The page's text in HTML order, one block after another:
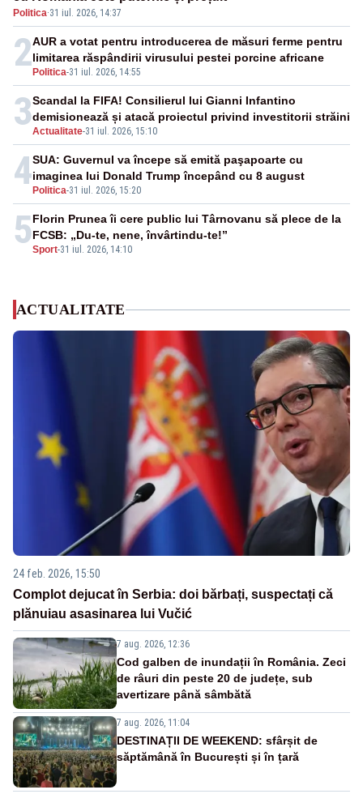
Politica·31 iul. 2026, 14:37
2 Politica-31 iul. 2026, 14:55
AUR a votat pentru introducerea de măsuri ferme pentru
limitarea răspândirii virusului pestei porcine africane
3Actualitate-31 iul. 2026, 15:10
Scandal la FIFA! Consilierul lui Gianni Infantino
demisionează și atacă proiectul privind investitorii străini
4 Politica-31 iul. 2026, 15:20
SUA: Guvernul va începe să emită paşapoarte cu
imaginea lui Donald Trump începând cu 8 august
5Sport-31 iul. 2026, 14:10
Florin Prunea îi cere public lui Târnovanu să plece de la
FCSB: „Du-te, nene, învârtindu-te!”
ACTUALITATE
24 feb. 2026, 15:50
Complot dejucat în Serbia: doi bărbați, suspectați că
plănuiau asasinarea lui Vučić
7 aug. 2026, 12:36
Cod galben de inundații în România. Zeci
de râuri din peste 20 de județe, sub
avertizare până sâmbătă
7 aug. 2026, 11:04
DESTINAȚII DE WEEKEND: sfârșit de
săptămână în București și în țară